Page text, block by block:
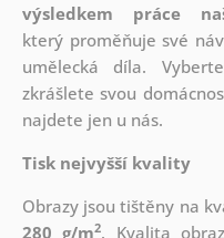
výsledkem práce
který proměňuje své
umělecká díla.
zkrášlete svou
najdete jen u nás.
Tisk nejvyšší kvality
Obrazy jsou tištěny na
280 g/m2. Kvalita